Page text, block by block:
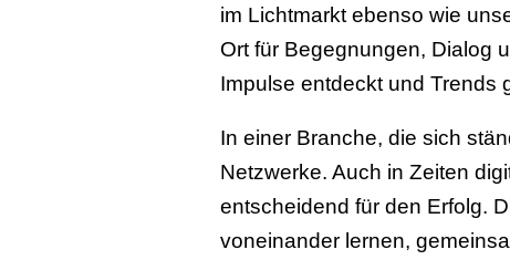
im Lichtmarkt ebenso wie
Ort für Begegnungen, Dialog
Impulse entdeckt und Trends
In einer Branche, die sich
Netzwerke. Auch in Zeiten
entscheidend für den Erfolg.
voneinander lernen,